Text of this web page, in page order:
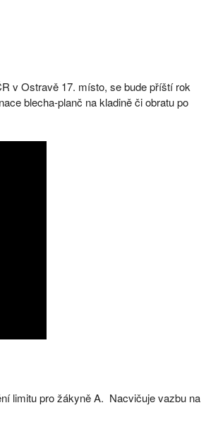
v Ostravě 17. místo, se bude příští rok
blecha-planč na kladině či obratu po
limitu pro žákyně A. Nacvičuje vazbu na